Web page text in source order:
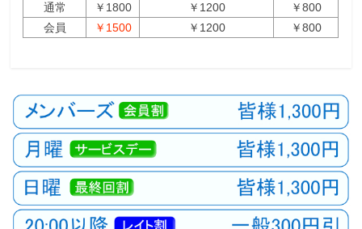
通常 ￥1800 ￥1200
￥800
会員
￥1500 ￥1200 ￥800